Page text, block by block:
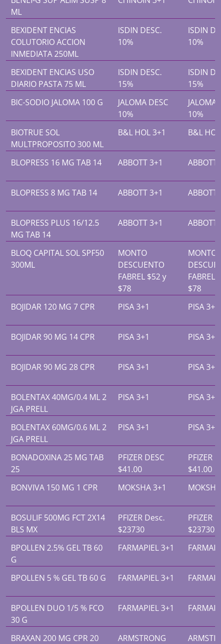
ML
BEXIDENT ENCIAS
COLUTORIO ACCION
INMEDIATA 250ML
ISDIN DESC.
10%
ISDIN
10%
BEXIDENT ENCIAS USO
DIARIO PASTA 75 ML
ISDIN DESC.
15%
ISDIN
15%
BIC-SODIO JALOMA 100 G
JALOMA DESC
10%
JALOMA
10%
BIOTRUE SOL
MULTPROPOSITO 300 ML
B&L HOL 3+1 B&L
BLOPRESS 16 MG TAB 14 ABBOTT 3+1 ABBOTT
BLOPRESS 8 MG TAB 14 ABBOTT 3+1 ABBOTT
BLOPRESS PLUS 16/12.5
MG TAB 14
ABBOTT 3+1 ABBOTT
BLOQ CAPITAL SOL SPF50
300ML
MONTO
DESCUENTO
FABREL $52 y
$78
MONTO
FABREL
$78
BOJIDAR 120 MG 7 CPR
PISA 3+1 PISA 3+1
BOJIDAR 90 MG 14 CPR PISA 3+1 PISA 3+1
BOJIDAR 90 MG 28 CPR PISA 3+1 PISA 3+1
BOLENTAX 40MG/0.4 ML 2
JGA PRELL
PISA 3+1 PISA 3+1
BOLENTAX 60MG/0.6 ML 2
JGA PRELL
PISA 3+1 PISA 3+1
BONADOXINA 25 MG TAB
25
PFIZER DESC
$41.00
PFIZER
$41.00
BONVIVA 150 MG 1 CPR
MOKSHA 3+1
BOSULIF 500MG FCT 2X14
BLS MX
PFIZER Desc.
$23730
PFIZER
$23730
BPOLLEN 2.5% GEL TB 60
G
FARMAPIEL 3+1
BPOLLEN 5 % GEL TB 60 G FARMAPIEL 3+1
BPOLLEN DUO 1/5 % FCO
30 G
FARMAPIEL 3+1
BRAXAN 200 MG CPR 20
ARMSTRONG